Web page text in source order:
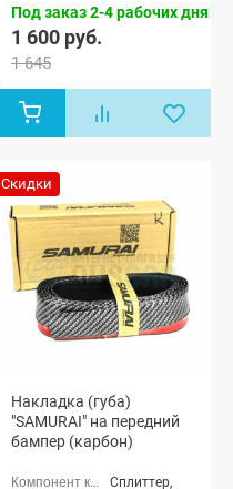
Под заказ 2-4 рабочих дня
1 600 руб.
1 645
Скидки
Накладка (губа)
"SAMURAI" на передний
бампер (карбон)
Сплиттер,